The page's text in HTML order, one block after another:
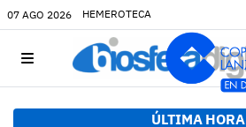
07 AGO 2026 HEMEROTECA
ÚLTIMA HORA